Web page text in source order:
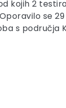
kojih 2
se
s područja